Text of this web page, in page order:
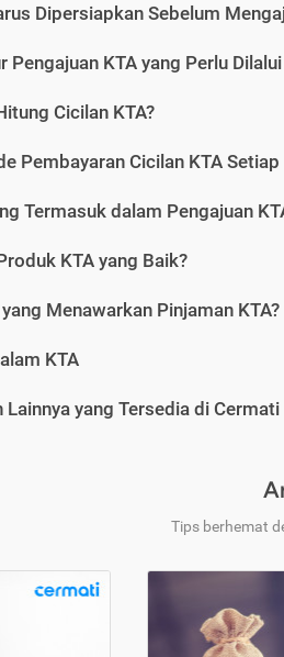
Dipersiapkan Sebelum
Pengajuan KTA yang Perlu
Cicilan KTA?
Pembayaran Cicilan KTA Setiap
Termasuk dalam Pengajuan
KTA yang Baik?
Menawarkan Pinjaman KTA?
KTA
Lainnya yang Tersedia di Cermati
Tips berhemat